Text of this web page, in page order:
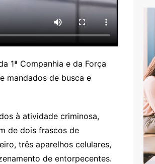
1ª Companhia e da Força
mandados de busca e
à atividade criminosa,
de dois frascos de
três aparelhos celulares,
de entorpecentes.